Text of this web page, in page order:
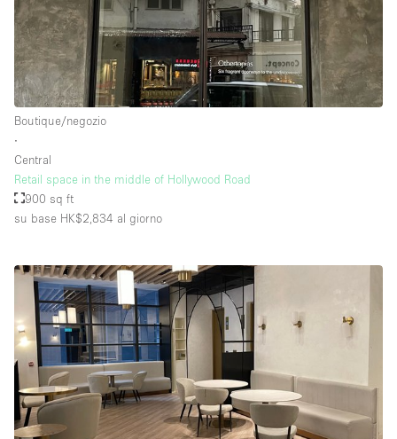
Boutique/negozio
∙
Central
Retail space in the middle of Hollywood Road
900 sq ft
su base HK$2,834 al giorno